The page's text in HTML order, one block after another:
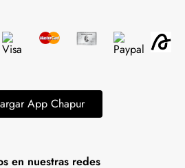
App Chapur
en nuestras redes